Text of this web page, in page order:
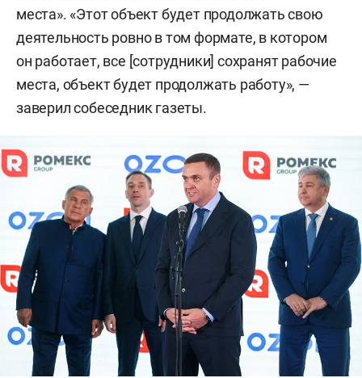
места». «Этот объект будет продолжать свою
деятельность ровно в том формате, в котором
он работает, все [сотрудники] сохранят рабочие
места, объект будет продолжать работу», —
заверил собеседник газеты.